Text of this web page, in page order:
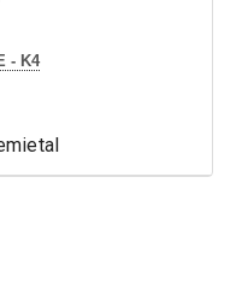
- K4